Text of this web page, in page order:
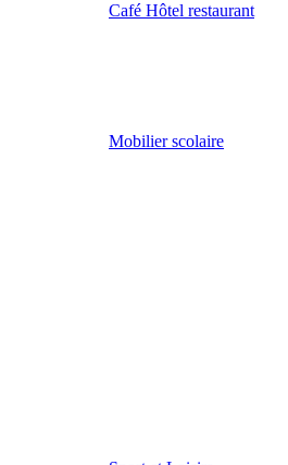
Café Hôtel restaurant
Mobilier scolaire